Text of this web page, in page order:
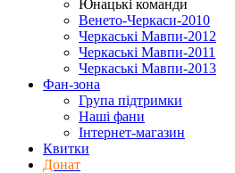
Юнацькі команди
Венето-Черкаси-2010
Черкаські Мавпи-2012
Черкаські Мавпи-2011
Черкаські Мавпи-2013
Фан-зона
Група підтримки
Наші фани
Інтернет-магазин
Квитки
Донат